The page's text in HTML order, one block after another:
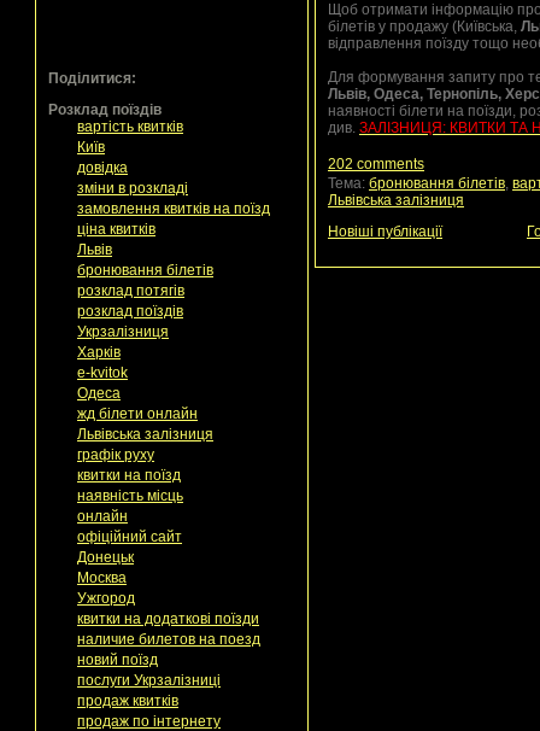
Поділитися:
Розклад поїздів
вартість квитків
Київ
довідка
зміни в розкладі
замовлення квитків на поїзд
ціна квитків
Львів
бронювання білетів
розклад потягів
розклад поїздів
Укрзалізниця
Харків
e-kvitok
Одеса
жд білети онлайн
Львівська залізниця
графік руху
квитки на поїзд
наявність місць
онлайн
офіційний сайт
Донецьк
Москва
Ужгород
квитки на додаткові поїзди
наличие билетов на поезд
новий поїзд
послуги Укрзалізниці
продаж квитків
продаж по інтернету
Щоб отримати інформацію
білетів у продажу (Київська,
відправлення поїзду тощо
Для формування запиту про
Львів, Одеса, Тернопіль,
наявності білети на поїзди,
див. ЗАЛІЗНИЦЯ: КВИТКИ ТА
202 comments
Тема: бронювання білетів,
Львівська залізниця
Новіші публікації